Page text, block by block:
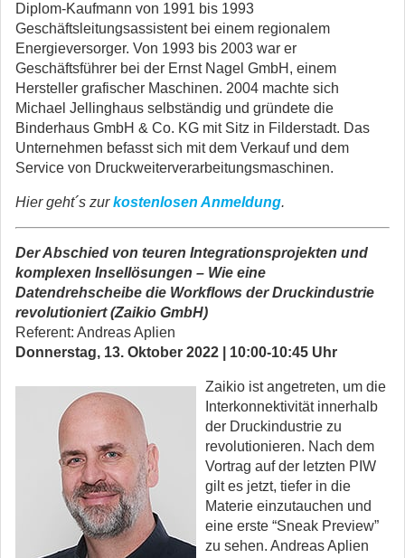
Diplom-Kaufmann von 1991 bis 1993
Geschäftsleitungsassistent bei einem regionalem
Energieversorger. Von 1993 bis 2003 war er
Geschäftsführer bei der Ernst Nagel GmbH, einem
Hersteller grafischer Maschinen. 2004 machte sich
Michael Jellinghaus selbständig und gründete die
Binderhaus GmbH & Co. KG mit Sitz in Filderstadt. Das
Unternehmen befasst sich mit dem Verkauf und dem
Service von Druckweiterverarbeitungsmaschinen.
Hier geht´s zurkostenlosen Anmeldung.
Der Abschied von teuren Integrationsprojekten und
komplexen Insellösungen – Wie eine
Datendrehscheibe die Workflows der Druckindustrie
revolutioniert(Zaikio GmbH)
Referent: Andreas Aplien
Donnerstag, 13. Oktober 2022 | 10:00-10:45 Uhr
Zaikio ist angetreten, um die
Interkonnektivität innerhalb
der Druckindustrie zu
revolutionieren. Nach dem
Vortrag auf der letzten PIW
gilt es jetzt, tiefer in die
Materie einzutauchen und
eine erste “Sneak Preview”
zu sehen. Andreas Aplien